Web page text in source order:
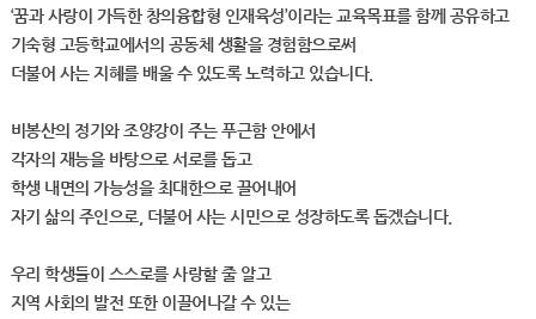
‘꿈과 사랑이 가득한 창의융합형 인재육성’이라는 교육목표를 함께 공유하고
기숙형 고등학교에서의 공동체 생활을 경험함으로써
더불어 사는 지혜를 배울 수 있도록 노력하고 있습니다.
비봉산의 정기와 조양강이 주는 푸근함 안에서
각자의 재능을 바탕으로 서로를 돕고
학생 내면의 가능성을 최대한으로 끌어내어
자기 삶의 주인으로, 더불어 사는 시민으로 성장하도록 돕겠습니다.
우리 학생들이 스스로를 사랑할 줄 알고
지역 사회의 발전 또한 이끌어나갈 수 있는